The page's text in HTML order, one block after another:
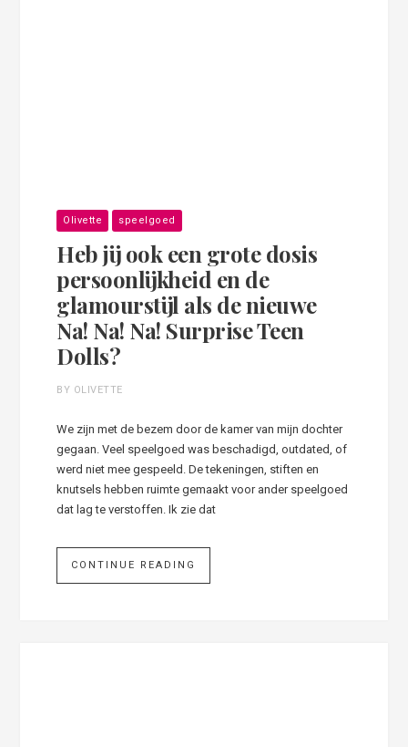
Olivette speelgoed
Heb jij ook een grote dosis
persoonlijkheid en de
glamourstijl als de nieuwe
Na! Na! Na! Surprise Teen
Dolls?
BY OLIVETTE
We zijn met de bezem door de kamer van mijn dochter
gegaan. Veel speelgoed was beschadigd, outdated, of
werd niet mee gespeeld. De tekeningen, stiften en
knutsels hebben ruimte gemaakt voor ander speelgoed
dat lag te verstoffen. Ik zie dat
CONTINUE READING